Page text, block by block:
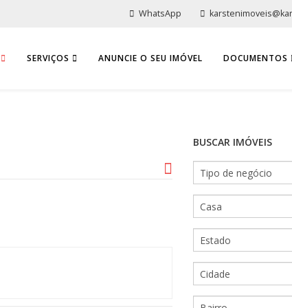
WhatsApp
SERVIÇOS ANUNCIE O SEU IMÓVEL DOCUMENTOS
BUSCAR IMÓVEIS